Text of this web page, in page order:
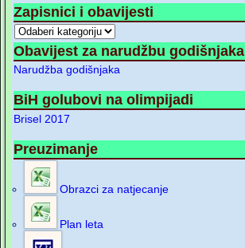
Zapisnici i obavijesti
Obavijest za narudžbu godišnjaka
Narudžba godišnjaka
BiH golubovi na olimpijadi
Brisel 2017
Preuzimanje
Obrazci za natjecanje
Plan leta